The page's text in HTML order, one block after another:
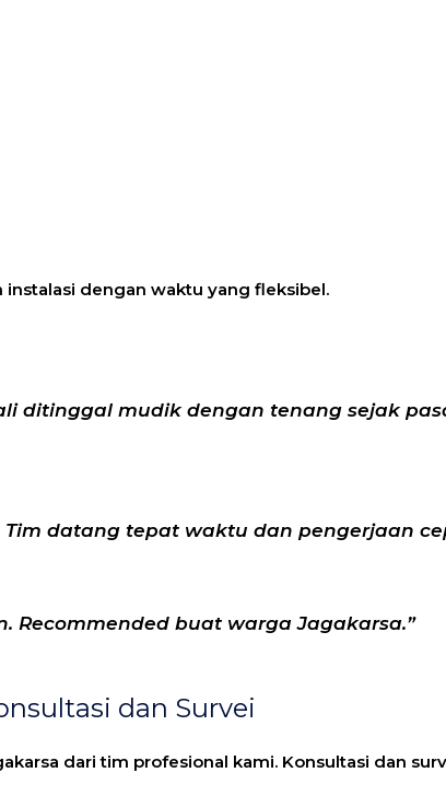
dengan waktu yang fleksibel.
ditinggal mudik dengan tenang sejak
Tim datang tepat waktu dan pengerjaan
Recommended buat warga Jagakarsa.”
dan Survei
dari tim profesional kami. Konsultasi dan